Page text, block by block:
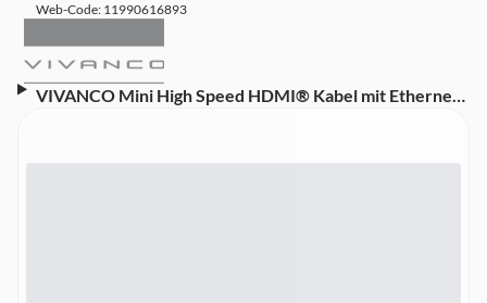
Web-Code: 11990616893
VIVANCO Mini High Speed HDMI® Kabel mit Ethernet,